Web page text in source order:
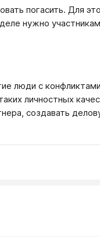
погасить. Для
нужно
люди с
личностных
создавать